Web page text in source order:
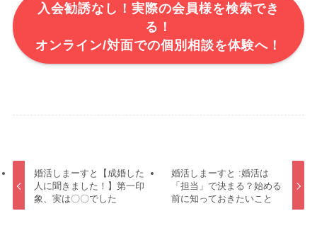
入会勧誘なし！実際の会員様を検索でき
る！
オンライン/対面での個別相談を体験へ！
婚活しまーすと【成婚した
人に聞きました！】第一印
象、実は〇〇でした
婚活しまーすと :婚活は
「担当」で決まる？始める
前に知っておきたいこと